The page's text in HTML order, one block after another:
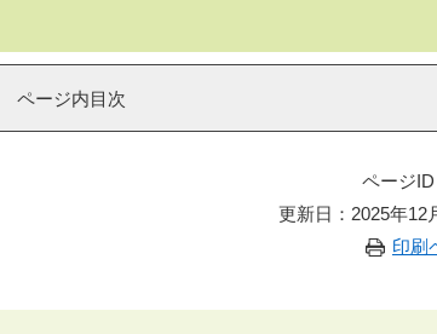
ページ内目次
ページ
更新日：2025年12
印刷